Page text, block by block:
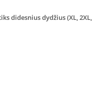
didesnius dydžius (XL,